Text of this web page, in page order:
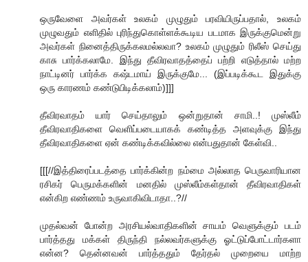
ஒருவேளை அவர்கள் உலகம் முழுதும் பரவியிருப்பதால், உலகம்
முழுவதும் எளிதில் புரிந்துகொள்ளக்கூடிய படமாக இருக்குமென்று
அவர்கள் நினைத்திருக்கலமல்லவா? உலகம் முழுதும் ரிலீஸ் செய்து
காசு பார்க்கலாமே. இந்து தீவிரவாதத்தைப் பற்றி எடுத்தால் மற்ற
நாட்டினர் பார்க்க கஷ்டமாய் இருக்குமே... (இப்படிக்கூட இதுக்கு
ஒரு காரணம் கண்டுபிடிக்கலாம்)]]]
தீவிரவாதம் யார் செய்தாலும் ஒன்றுதான் சாமி..! முஸ்லீம்
தீவிரவாதிகளை வெளிப்படையாகக் கண்டித்த அளவுக்கு இந்து
தீவிரவாதிகளை ஏன் கண்டிக்கவில்லை என்பதுதான் கேள்வி..
[[[//இத்திரைப்படத்தை பார்க்கின்ற நம்மை அல்லாத பெருவாரியான
ரசிகர் பெருமக்களின் மனதில் முஸ்லீம்கள்தான் தீவிரவாதிகள்
என்கிற எண்ணம் உருவாகிவிடாதா..?//
முதல்வன் போன்ற அரசியல்வாதிகளின் சாயம் வெளுக்கும் படம்
பார்த்தது மக்கள் திருந்தி நல்லவர்களுக்கு ஓட்டுப்போட்டார்களா
என்ன? தென்னவன் பார்த்ததும் தேர்தல் முறையை மாற்ற